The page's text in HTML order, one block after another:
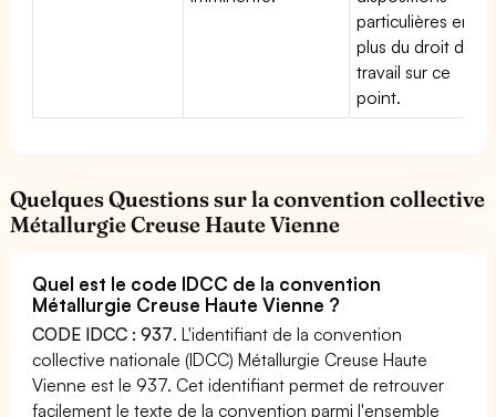
particulières en
plus du droit du
travail sur ce
point.
Quelques Questions sur la convention collective
Métallurgie Creuse Haute Vienne
Quel est le code IDCC de la convention
Métallurgie Creuse Haute Vienne ?
CODE IDCC : 937. L'identifiant de la convention
collective nationale (IDCC) Métallurgie Creuse Haute
Vienne est le 937. Cet identifiant permet de retrouver
facilement le texte de la convention parmi l'ensemble